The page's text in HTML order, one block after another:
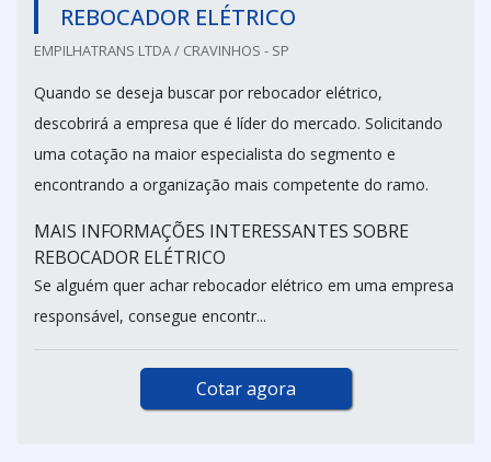
REBOCADOR ELÉTRICO
EMPILHATRANS LTDA / CRAVINHOS - SP
Quando se deseja buscar por rebocador elétrico,
descobrirá a empresa que é líder do mercado. Solicitando
uma cotação na maior especialista do segmento e
encontrando a organização mais competente do ramo.
MAIS INFORMAÇÕES INTERESSANTES SOBRE
REBOCADOR ELÉTRICO
Se alguém quer achar rebocador elétrico em uma empresa
responsável, consegue encontr...
Cotar agora